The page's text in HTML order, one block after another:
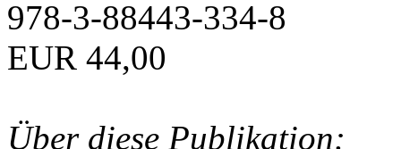
978-3-88443-334-8
EUR 44,00
Über diese Publikation: